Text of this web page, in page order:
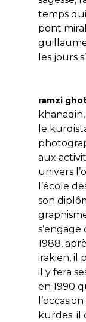
temps qui
pont
guillaume
les jours
ramzi
le
aux
univers
l’école
son
1988,
irakien, il
il y fera
en 1990
kurdes. il